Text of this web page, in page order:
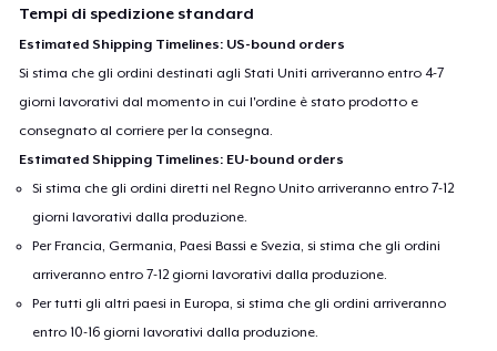
Tempi di spedizione standard
Estimated Shipping Timelines: US-bound orders
Si stima che gli ordini destinati agli Stati Uniti arriveranno entro 4-7
giorni lavorativi dal momento in cui l'ordine è stato prodotto e
consegnato al corriere per la consegna.
Estimated Shipping Timelines: EU-bound orders
Si stima che gli ordini diretti nel Regno Unito arriveranno entro 7-12
giorni lavorativi dalla produzione.
Per Francia, Germania, Paesi Bassi e Svezia, si stima che gli ordini
arriveranno entro 7-12 giorni lavorativi dalla produzione.
Per tutti gli altri paesi in Europa, si stima che gli ordini arriveranno
entro 10-16 giorni lavorativi dalla produzione.